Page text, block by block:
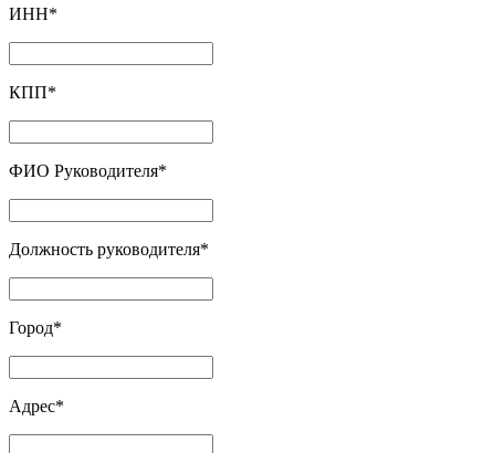
ИНН*
КПП*
ФИО Руководителя*
Должность руководителя*
Город*
Адрес*